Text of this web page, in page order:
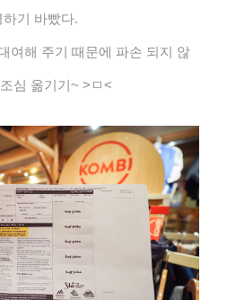
하기 바빴다.
여해 주기 때문에 파손 되지 않
심 옮기기~ >ㅁ<